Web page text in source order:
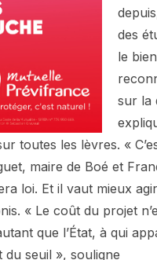
des
le
sur la
toutes les lèvres. «
maire de Boé et
loi. Et il vaut mieux
« Le coût du projet
que l’État, à qui
seuil », souligne